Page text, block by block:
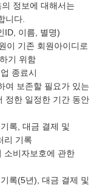
정보에 대해서는
니다.
ID, 이름, 별명)
이 기존 회원아이디로
기 위함
종료시
여 보존할 필요가 있는
정한 일정한 기간 동안
록, 대금 결제 및
리 기록
소비자보호에 관한
록(5년), 대금 결제 및